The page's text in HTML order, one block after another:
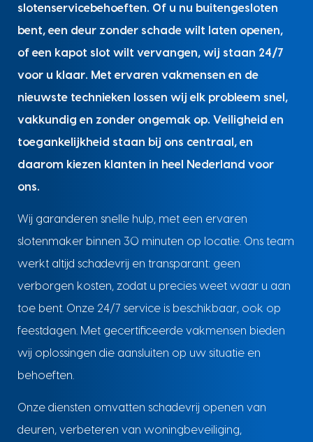
slotenservicebehoeften. Of u nu buitengesloten
bent, een deur zonder schade wilt laten openen,
of een kapot slot wilt vervangen, wij staan 24/7
voor u klaar. Met ervaren vakmensen en de
nieuwste technieken lossen wij elk probleem snel,
vakkundig en zonder ongemak op. Veiligheid en
toegankelijkheid staan bij ons centraal, en
daarom kiezen klanten in heel Nederland voor
ons.
Wij garanderen snelle hulp, met een ervaren
slotenmaker binnen 30 minuten op locatie. Ons team
werkt altijd schadevrij en transparant: geen
verborgen kosten, zodat u precies weet waar u aan
toe bent. Onze 24/7 service is beschikbaar, ook op
feestdagen. Met gecertificeerde vakmensen bieden
wij oplossingen die aansluiten op uw situatie en
behoeften.
Onze diensten omvatten schadevrij openen van
deuren, verbeteren van woningbeveiliging,